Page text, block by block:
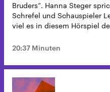
Bruders“. Hanna Steger
Schrefel und Schauspieler
viel es in diesem Hörspiel
20:37 Minuten